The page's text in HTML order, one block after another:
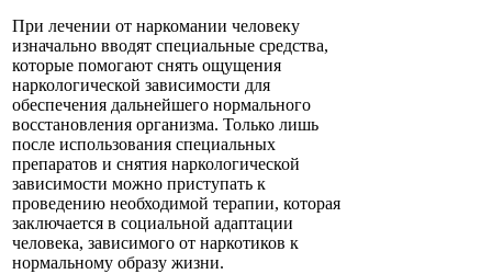
При лечении от наркомании человеку
изначально вводят специальные средства,
которые помогают снять ощущения
наркологической зависимости для
обеспечения дальнейшего нормального
восстановления организма. Только лишь
после использования специальных
препаратов и снятия наркологической
зависимости можно приступать к
проведению необходимой терапии, которая
заключается в социальной адаптации
человека, зависимого от наркотиков к
нормальному образу жизни.